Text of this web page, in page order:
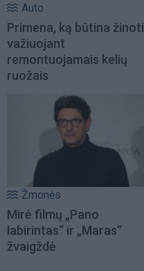
Auto
Primena, ką būtina žinoti
važiuojant
remontuojamais kelių
ruožais
Žmonės
Mirė filmų „Pano
labirintas“ ir „Maras“
žvaigždė